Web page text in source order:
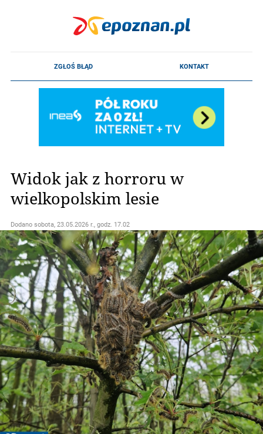
Widok jak z horroru w
wielkopolskim lesie
Dodano sobota, 23.05.2026 r., godz. 17.02